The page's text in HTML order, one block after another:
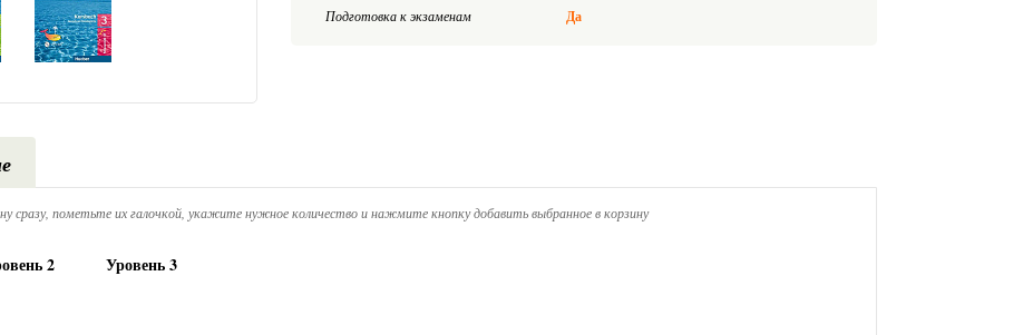
Подготовка к экзаменам Да
сразу, пометьте их галочкой, укажите нужное количество и нажмите кнопку добавить выбранное в корзину
2 Уровень 3